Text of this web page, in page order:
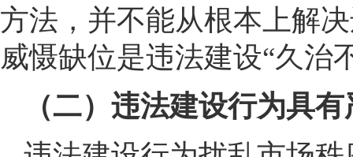
方法，并不能从根本上解
威慑缺位是违法建设“久治
（二）违法建设行为具